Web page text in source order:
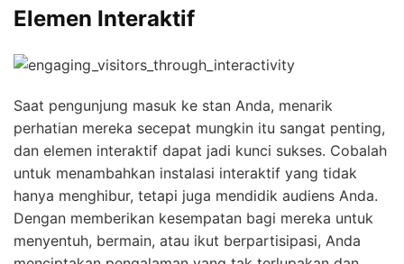
Elemen Interaktif
Saat pengunjung masuk ke stan Anda, menarik
perhatian mereka secepat mungkin itu sangat penting,
dan elemen interaktif dapat jadi kunci sukses. Cobalah
untuk menambahkan instalasi interaktif yang tidak
hanya menghibur, tetapi juga mendidik audiens Anda.
Dengan memberikan kesempatan bagi mereka untuk
menyentuh, bermain, atau ikut berpartisipasi, Anda